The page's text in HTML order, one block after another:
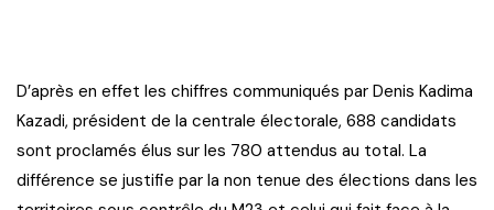
D’après en effet les chiffres communiqués par Denis Kadima
Kazadi, président de la centrale électorale, 688 candidats
sont proclamés élus sur les 780 attendus au total. La
différence se justifie par la non tenue des élections dans les